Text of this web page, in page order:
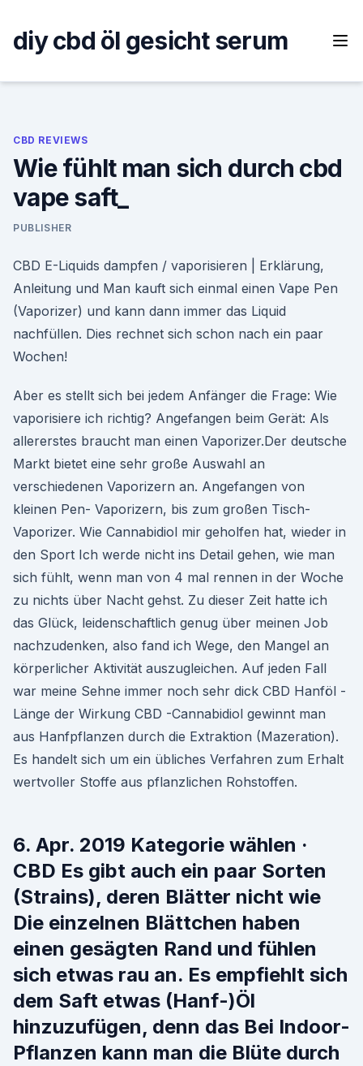
content
diy cbd öl gesicht serum
CBD REVIEWS
Wie fühlt man sich durch cbd
vape saft_
PUBLISHER
CBD E-Liquids dampfen / vaporisieren | Erklärung,
Anleitung und Man kauft sich einmal einen Vape Pen
(Vaporizer) und kann dann immer das Liquid
nachfüllen. Dies rechnet sich schon nach ein paar
Wochen!
Aber es stellt sich bei jedem Anfänger die Frage: Wie
vaporisiere ich richtig? Angefangen beim Gerät: Als
allererstes braucht man einen Vaporizer.Der deutsche
Markt bietet eine sehr große Auswahl an
verschiedenen Vaporizern an. Angefangen von
kleinen Pen- Vaporizern, bis zum großen Tisch-
Vaporizer. Wie Cannabidiol mir geholfen hat, wieder in
den Sport Ich werde nicht ins Detail gehen, wie man
sich fühlt, wenn man von 4 mal rennen in der Woche
zu nichts über Nacht gehst. Zu dieser Zeit hatte ich
das Glück, leidenschaftlich genug über meinen Job
nachzudenken, also fand ich Wege, den Mangel an
körperlicher Aktivität auszugleichen. Auf jeden Fall
war meine Sehne immer noch sehr dick CBD Hanföl -
Länge der Wirkung CBD -Cannabidiol gewinnt man
aus Hanfpflanzen durch die Extraktion (Mazeration).
Es handelt sich um ein übliches Verfahren zum Erhalt
wertvoller Stoffe aus pflanzlichen Rohstoffen.
6. Apr. 2019 Kategorie wählen ·
CBD Es gibt auch ein paar Sorten
(Strains), deren Blätter nicht wie
Die einzelnen Blättchen haben
einen gesägten Rand und fühlen
sich etwas rau an. Es empfiehlt sich
dem Saft etwas (Hanf-)Öl
hinzuzufügen, denn das Bei Indoor-
Pflanzen kann man die Blüte durch